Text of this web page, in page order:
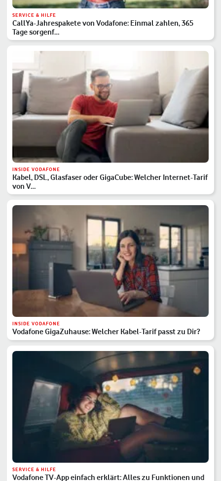
SERVICE & HILFE
CallYa-Jahrespakete von Vodafone: Einmal zahlen, 365
Tage sorgenf…
INSIDE VODAFONE
Kabel, DSL, Glasfaser oder GigaCube: Welcher Internet-Tarif
von V…
INSIDE VODAFONE
Vodafone GigaZuhause: Welcher Kabel-Tarif passt zu Dir?
SERVICE & HILFE
Vodafone TV-App einfach erklärt: Alles zu Funktionen und